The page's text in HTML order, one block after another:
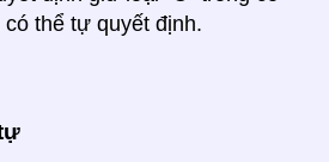
thể tự quyết định.